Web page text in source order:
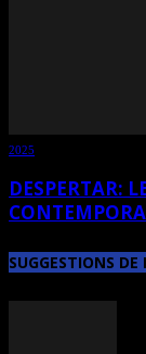
2025
DESPERTAR:
SUGGESTIONS